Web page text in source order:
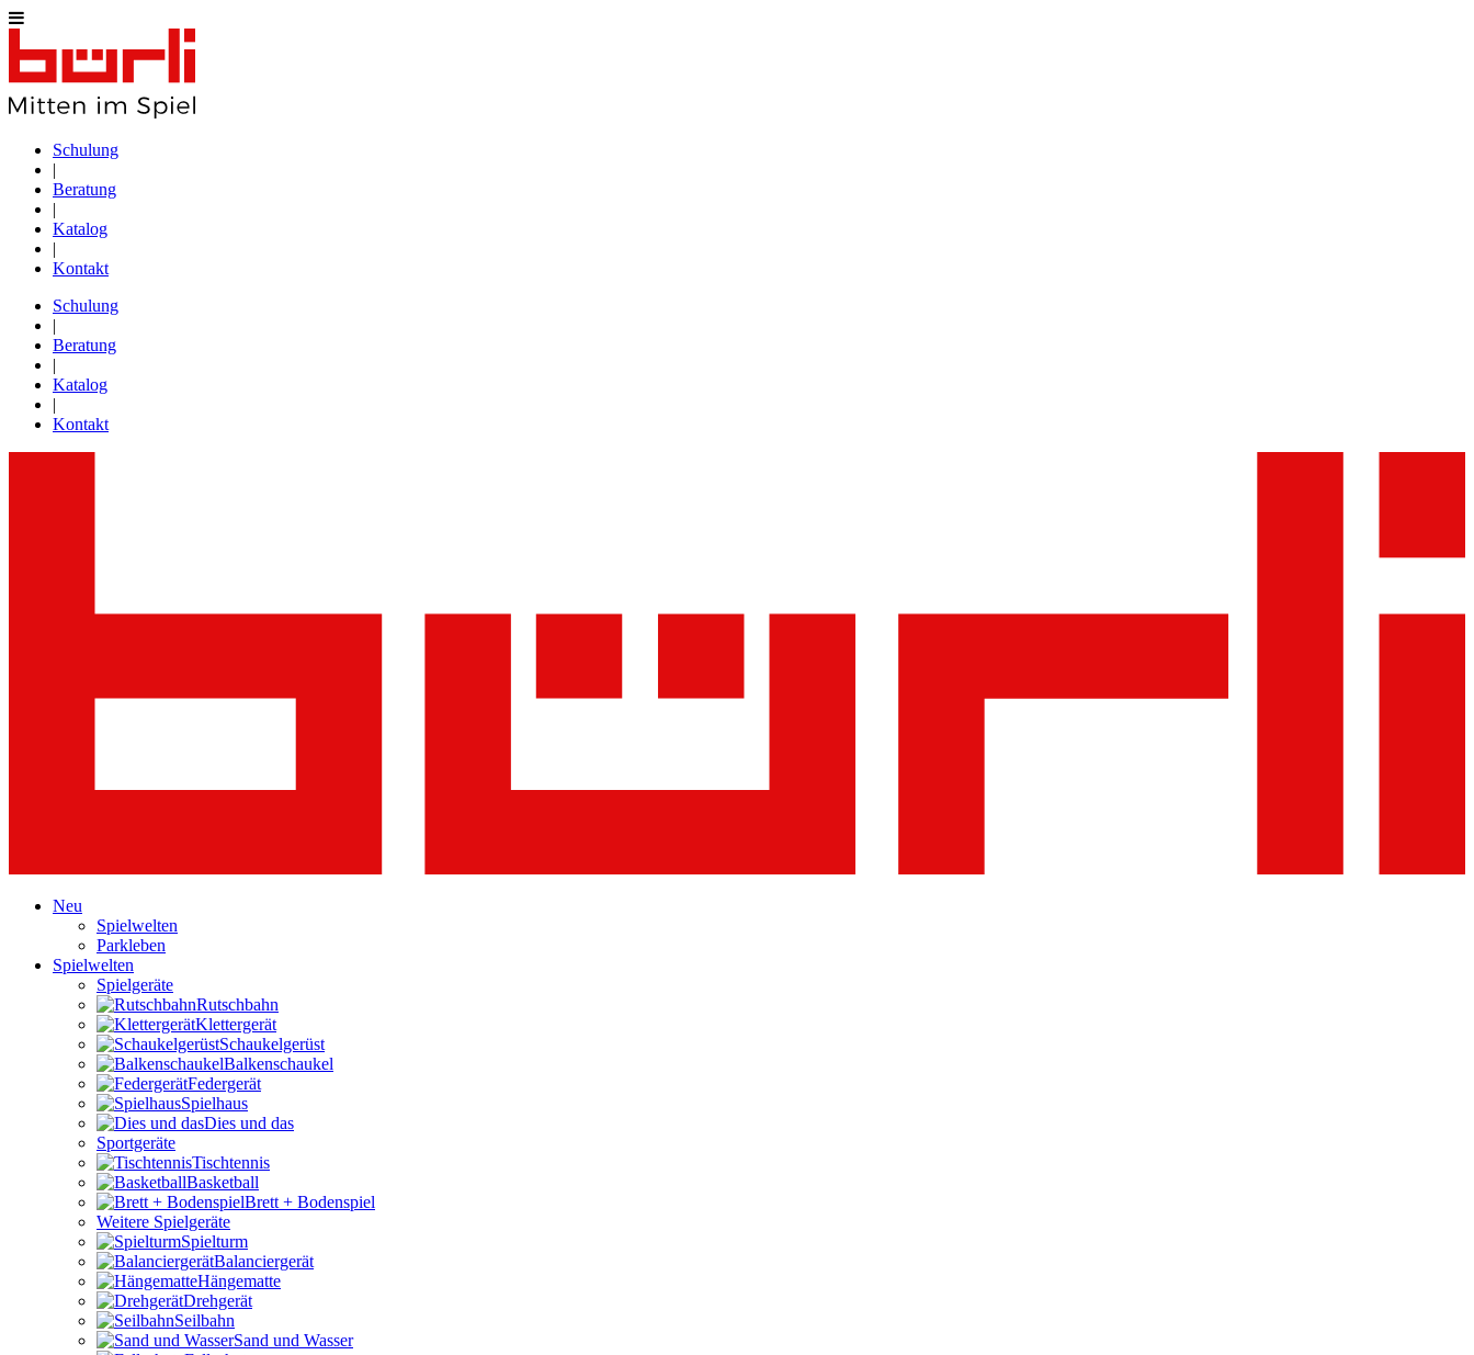
Schulung
|
Beratung
|
Katalog
|
Kontakt
Schulung
|
Beratung
|
Katalog
|
Kontakt
Neu
Spielwelten
Parkleben
Spielwelten
Spielgeräte
Rutschbahn
Klettergerät
Schaukelgerüst
Balkenschaukel
Federgerät
Spielhaus
Dies und das
Sportgeräte
Tischtennis
Basketball
Brett + Bodenspiel
Weitere Spielgeräte
Spielturm
Balanciergerät
Hängematte
Drehgerät
Seilbahn
Sand und Wasser